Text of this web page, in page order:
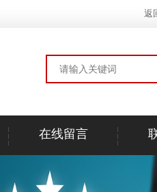
返
在线留言